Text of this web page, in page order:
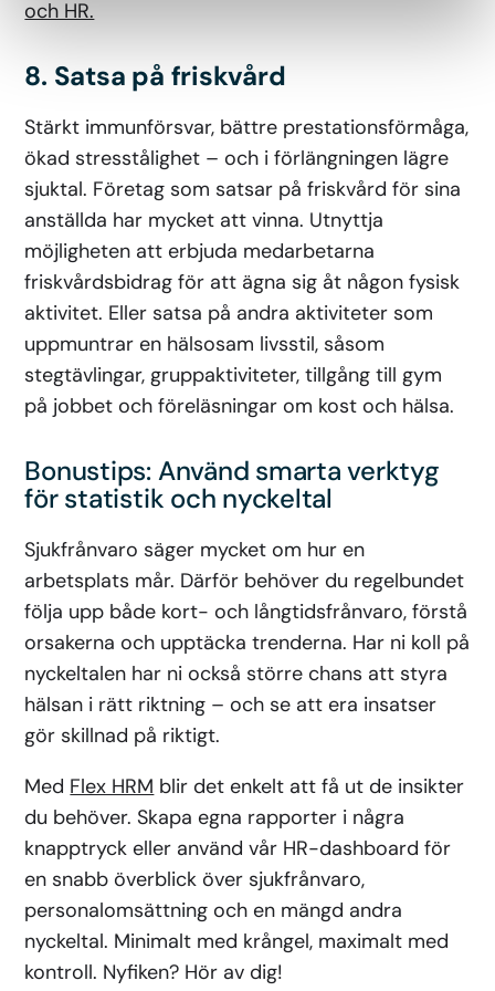
och HR.
8. Satsa på friskvård
Stärkt immunförsvar, bättre prestationsförmåga,
ökad stresstålighet – och i förlängningen lägre
sjuktal. Företag som satsar på friskvård för sina
anställda har mycket att vinna. Utnyttja
möjligheten att erbjuda medarbetarna
friskvårdsbidrag för att ägna sig åt någon fysisk
aktivitet. Eller satsa på andra aktiviteter som
uppmuntrar en hälsosam livsstil, såsom
stegtävlingar, gruppaktiviteter, tillgång till gym
på jobbet och föreläsningar om kost och hälsa.
Bonustips: Använd smarta verktyg
för statistik och nyckeltal
Sjukfrånvaro säger mycket om hur en
arbetsplats mår. Därför behöver du regelbundet
följa upp både kort- och långtidsfrånvaro, förstå
orsakerna och upptäcka trenderna. Har ni koll på
nyckeltalen har ni också större chans att styra
hälsan i rätt riktning – och se att era insatser
gör skillnad på riktigt.
Med Flex HRM blir det enkelt att få ut de insikter
du behöver. Skapa egna rapporter i några
knapptryck eller använd vår HR-dashboard för
en snabb överblick över sjukfrånvaro,
personalomsättning och en mängd andra
nyckeltal. Minimalt med krångel, maximalt med
kontroll. Nyfiken? Hör av dig!